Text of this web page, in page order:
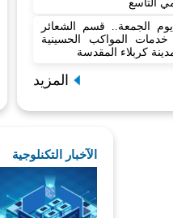
التاسع
الجمعة.. قسم الشعائر
خدمات المواكب الحسينية
كربلاء المقدسة
المزيد
الآخبار التكنلوجية